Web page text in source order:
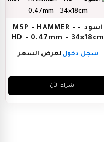
اسود - MSP - HAMMER -
HD - 0.47mm - 34×18cm
سجل دخوللعرض السعر
شراء الأن